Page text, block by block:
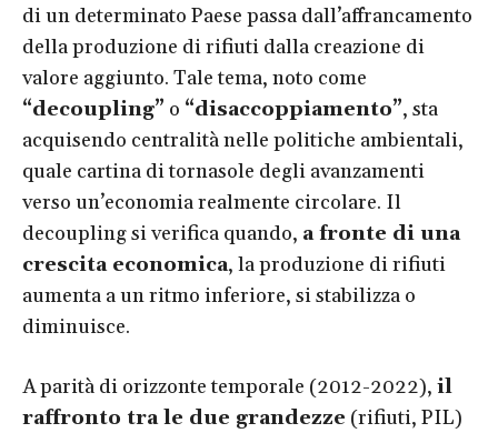
di un determinato Paese passa dall’affrancamento
della produzione di rifiuti dalla creazione di
valore aggiunto. Tale tema, noto come
“decoupling” o “disaccoppiamento”, sta
acquisendo centralità nelle politiche ambientali,
quale cartina di tornasole degli avanzamenti
verso un’economia realmente circolare. Il
decoupling si verifica quando, a fronte di una
crescita economica, la produzione di rifiuti
aumenta a un ritmo inferiore, si stabilizza o
diminuisce.
A parità di orizzonte temporale (2012-2022), il
raffronto tra le due grandezze (rifiuti, PIL)